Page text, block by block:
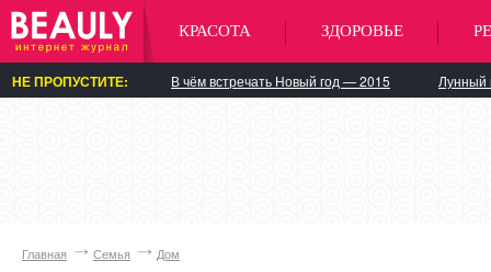
КРАСОТА ЗДОРОВЬЕ
НЕ ПРОПУСТИТЕ: В чём встречать Новый год — 2015 Лунный
Главная Семья Дом